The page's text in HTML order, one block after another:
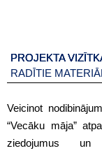
PROJEKTA
RADĪTIE
Veicinot
“Vecāku māja”
ziedojumus un